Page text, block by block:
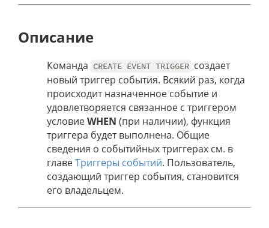
Описание
Команда CREATE EVENT TRIGGER создает
новый триггер события. Всякий раз, когда
происходит назначенное событие и
удовлетворяется связанное с триггером
условиеWHEN (при наличии), функция
триггера будет выполнена. Общие
сведения о событийных триггерах см. в
главеТриггеры событий. Пользователь,
создающий триггер события, становится
его владельцем.